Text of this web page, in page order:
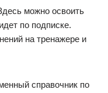
можно освоить
по подписке.
на тренажере и
справочник по